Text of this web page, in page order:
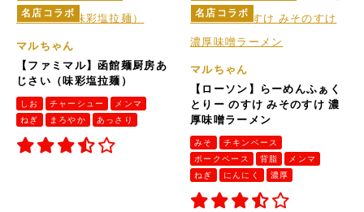
名店コラボ
マルちゃん
【ファミマル】函館麺厨房あ
じさい（味彩塩拉麺）
しお チャーシュー
メンマ
ねぎ
まろやか あっさり
名店コラボ
マルちゃん
【ローソン】らーめんふぁく
とりー のすけ みそのすけ 濃
厚味噌ラーメン
みそ
チキンベース
ポークベース
背脂
メンマ
ねぎ
にんにく 濃厚